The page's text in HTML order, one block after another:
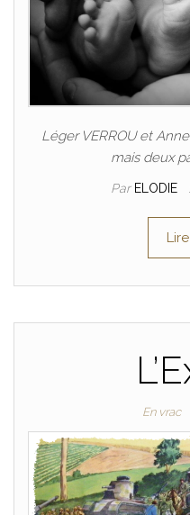
Léger VERROU et
mais deux
Par ELODIE
En vrac